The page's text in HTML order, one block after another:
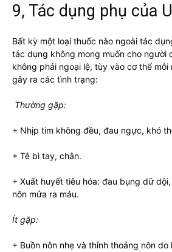
9, Tác dụng phụ của
Bất kỳ một loại thuốc nào ngoài tác
tác dụng không mong muốn cho người
không phải ngoại lệ, tùy vào cơ thể
gây ra các tình trạng:
Thường gặp:
+ Nhịp tim không đều, đau ngực, khó
+ Tê bì tay, chân.
+ Xuất huyết tiêu hóa: đau bụng dữ
nôn mửa ra máu.
Ít gặp:
+ Buồn nôn nhẹ và thỉnh thoảng nôn